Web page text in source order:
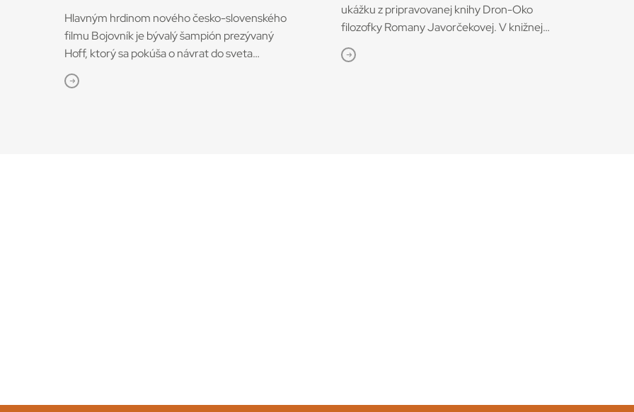
Hlavným hrdinom nového česko-slovenského
filmu Bojovník je bývalý šampión prezývaný
Hoff, ktorý sa pokúša o návrat do sveta
bojových športov. V snímke režisérov Vojtěcha
Friča a Tomáša Dianišku ho stvárňuje Milan
stretnúť s obávaným súperom – Bélom
ukážku z pripravovanej knihy Dron-Oko
filozofky Romany Javorčekovej. V knižnej
edícii časopisu Kino-Ikon Cinestézia ju onedlho
vydá Slovenský filmový ústav. V knihe sa